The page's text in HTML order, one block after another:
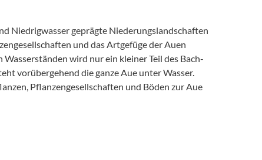
Niedrigwasser geprägte Niederungslandschaften
und das Artgefüge der Auen
wird nur ein kleiner Teil des Bach-
vorübergehend die ganze Aue unter Wasser.
Pflanzengesellschaften und Böden zur Aue